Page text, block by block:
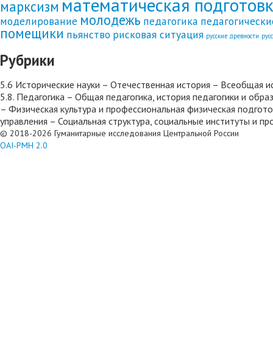
марксизм математическая
моделирование молодежь педагогика
помещики пьянство рисковая ситуация русские древности
Рубрики
5.6 Исторические науки – Отечественная история –
5.8. Педагогика – Общая педагогика, история педагогики и
– Физическая культура и профессиональная физическая
управления – Социальная структура, социальные институты и
© 2018-2026 Гуманитарные исследования Центральной России
OAI-PMH 2.0